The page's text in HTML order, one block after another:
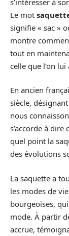
Le mot
signifie « sac »
montre
tout en
celle que l’on
En ancien
siècle,
nous
s’accorde à
quel point la
des évolutions
La saquette a
les modes de
bourgeoises,
mode. À partir
accrue,